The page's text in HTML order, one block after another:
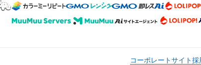
コーポレートサイト採